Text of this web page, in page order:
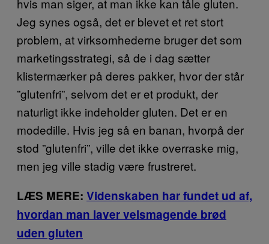
Jeg synes også, det er blevet et ret stort
problem, at virksomhederne bruger det som
marketingsstrategi, så de i dag sætter
klistermærker på deres pakker, hvor der står
”glutenfri”, selvom det er et produkt, der
naturligt ikke indeholder gluten. Det er en
modedille. Hvis jeg så en banan, hvorpå der
stod ”glutenfri”, ville det ikke overraske mig,
men jeg ville stadig være frustreret.
LÆS MERE: Videnskaben har fundet ud af,
hvordan man laver velsmagende brød
uden gluten